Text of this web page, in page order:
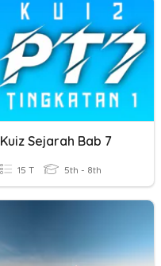
Kuiz Sejarah Bab 7
15 T 5th - 8th